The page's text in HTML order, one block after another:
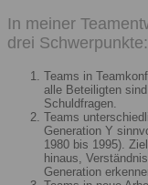
In meiner
drei Schwerpunkte:
Teams in
alle Beteiligten
Schuldfragen.
Teams
Generation Y
1980 bis 1995).
hinaus,
Generation